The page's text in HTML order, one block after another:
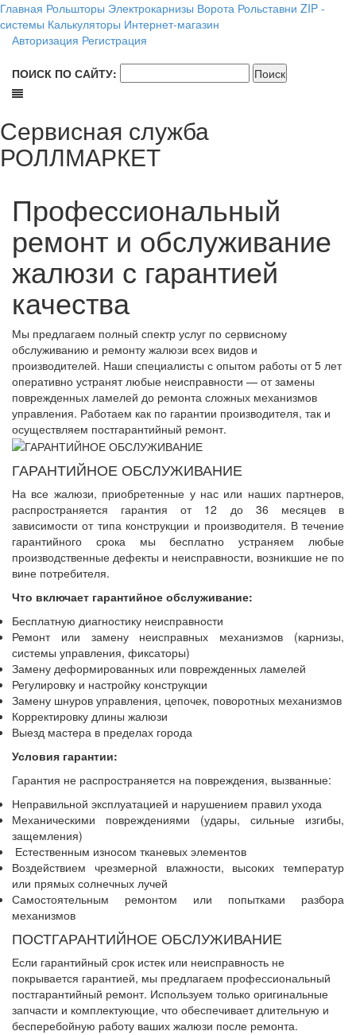
Главная Рольшторы Электрокарнизы Ворота Рольставни ZIP -
системы Калькуляторы Интернет-магазин
Авторизация Регистрация
ПОИСК ПО САЙТУ:
Сервисная служба
РОЛЛМАРКЕТ
Профессиональный
ремонт и обслуживание
жалюзи с гарантией
качества
Мы предлагаем полный спектр услуг по сервисному
обслуживанию и ремонту жалюзи всех видов и
производителей. Наши специалисты с опытом работы от 5 лет
оперативно устранят любые неисправности — от замены
поврежденных ламелей до ремонта сложных механизмов
управления. Работаем как по гарантии производителя, так и
осуществляем постгарантийный ремонт.
ГАРАНТИЙНОЕ ОБСЛУЖИВАНИЕ
На все жалюзи, приобретенные у нас или наших партнеров,
распространяется гарантия от 12 до 36 месяцев в
зависимости от типа конструкции и производителя. В течение
гарантийного срока мы бесплатно устраняем любые
производственные дефекты и неисправности, возникшие не по
вине потребителя.
Что включает гарантийное обслуживание:
Бесплатную диагностику неисправности
Ремонт или замену неисправных механизмов (карнизы,
системы управления, фиксаторы)
Замену деформированных или поврежденных ламелей
Регулировку и настройку конструкции
Замену шнуров управления, цепочек, поворотных механизмов
Корректировку длины жалюзи
Выезд мастера в пределах города
Условия гарантии:
Гарантия не распространяется на повреждения, вызванные:
Неправильной эксплуатацией и нарушением правил ухода
Механическими повреждениями (удары, сильные изгибы,
защемления)
Естественным износом тканевых элементов
Воздействием чрезмерной влажности, высоких температур
или прямых солнечных лучей
Самостоятельным ремонтом или попытками разбора
механизмов
ПОСТГАРАНТИЙНОЕ ОБСЛУЖИВАНИЕ
Если гарантийный срок истек или неисправность не
покрывается гарантией, мы предлагаем профессиональный
постгарантийный ремонт. Используем только оригинальные
запчасти и комплектующие, что обеспечивает длительную и
бесперебойную работу ваших жалюзи после ремонта.